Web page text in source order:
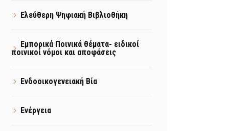
Ελεύθερη Ψηφιακή Βιβλιοθήκη
Εμπορικά Ποινικά θέματα- ειδικοί
ποινικοί νόμοι και αποφάσεις
Ενδοοικογενειακή Βία
Ενέργεια